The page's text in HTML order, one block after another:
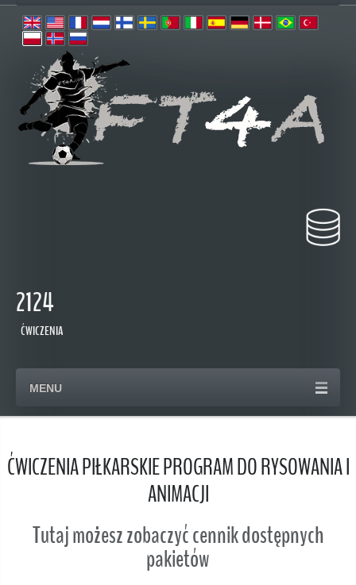
2124
ĆWICZENIA
MENU
ĆWICZENIA PIŁKARSKIE PROGRAM DO RYSOWANIA I
ANIMACJI
Tutaj możesz zobaczyć cennik dostępnych
pakietów